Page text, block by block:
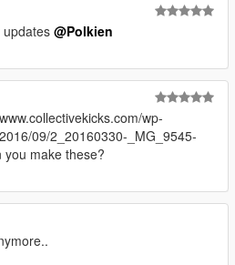
@Polkien
wp-
09/2_20160330-_MG_9545-
you make these?